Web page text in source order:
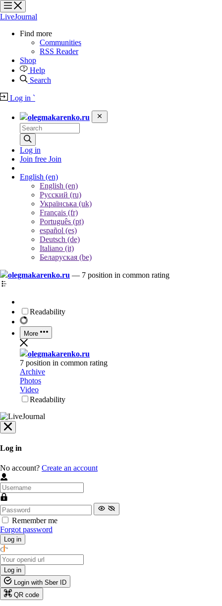
?
?
?
?
LiveJournal
Find more
Communities
RSS Reader
Shop
Help
Search
Log in `
olegmakarenko.ru
Log in
Join free Join
English (en)
English (en)
Русский (ru)
Українська (uk)
Français (fr)
Português (pt)
español (es)
Deutsch (de)
Italiano (it)
Беларуская (be)
olegmakarenko.ru — 7 position in common rating
Readability
More
olegmakarenko.ru
7 position in common rating
Archive
Photos
Video
Readability
Log in
No account? Create an account
Remember me
Forgot password
Log in
Log in
Login with Sber ID
QR code